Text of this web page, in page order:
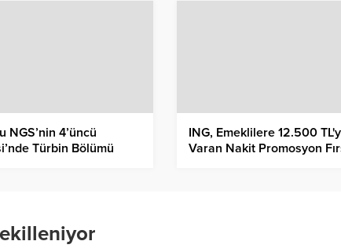
NGS’nin 4’üncü
Türbin Bölümü
ING, Emeklilere 12.500
Varan Nakit Promosyon